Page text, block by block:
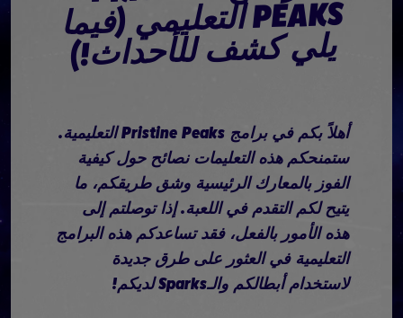
PEAKS
يلي كشف للأحداث!)
أهلاً بكم في برامج Pristine Peaks التعليمية.
ستمنحكم هذه التعليمات نصائح حول كيفية
الفوز بالمعارك الرئيسية وشق طريقكم، ما
يتيح لكم التقدم في اللعبة. إذا توصلتم إلى
هذه الأمور بالفعل، فقد تساعدكم هذه البرامج
التعليمية في العثور على طرق جديدة
لاستخدام أبطالكم والـSparks لديكم!